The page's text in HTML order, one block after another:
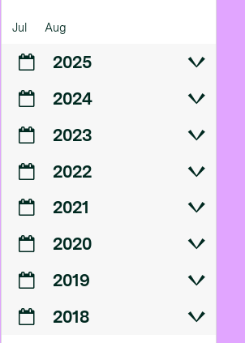
Jul Aug
2025
2024
2023
2022
2021
2020
2019
2018